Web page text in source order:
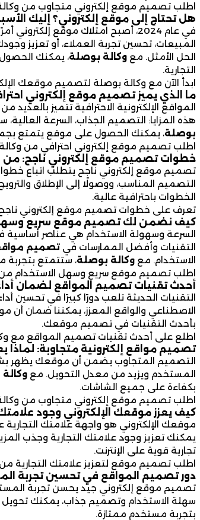
اطلب تصميم موقع إلكتروني متجاوب من
هل تحتاج إلى موقع إلكتروني؟ إليك
في عام 2024، أصبح امتلاك موقع
المبيعات، تحسين تجربة العملاء، أو تعزيز
الحل الأمثل. مع وكالة بوصلة، يمكنك
التجارية.
ابدأ الآن مع وكالة بوصلة لتصميم موقعك
ما الذي يميز تصميم موقع إلكتروني
المواقع الإلكترونية الاحترافية تتميز
هذه المزايا: التصميم الجذاب، السرعة
بوصلة، يمكنك الحصول على موقع يتمتع
اطلب تصميم موقع إلكتروني احترافي من
خطوات تصميم موقع إلكتروني ناجح: من
تصميم موقع إلكتروني ناجح يتطلب اتباع
التصميم المناسب، ووصولًا إلى الإطلاق
الخطوات باحترافية عالية.
تعرف على خطوات تصميم موقع إلكتروني
كيف نضمن لك تصميم موقع سريع وسهل
السرعة وسهولة الاستخدام هي عناصر
التقنيات وأفضل الممارسات في تصميم
الاستخدام. مع وكالة بوصلة، ستتمتع بتجربة
اطلب تصميم موقع سريع وسهل الاستخدام من
أحدث تقنيات تصميم المواقع لضمان
التقنيات الحديثة تلعب دورًا كبيرًا في تحسين
الاصطناعي والواقع المعزز، يمكننا ضمان
بأحدث التقنيات في تصميم موقعك.
اطلع على أحدث تقنيات تصميم المواقع مع
تصميم مواقع إلكترونية متجاوبة: لماذا
التصميم المتجاوب يضمن أن موقعك يظهر
المستخدم ويزيد من معدل التحويل. مع
بكفاءة على جميع الشاشات.
اطلب تصميم موقع إلكتروني متجاوب من
كيف يعزز موقعك الإلكتروني وجود علامتك
موقعك الإلكتروني هو واجهة علامتك التجارية
يمكنك تعزيز وجود علامتك التجارية وجذب
تجارية قوية على الإنترنت.
اطلب تصميم موقع لتعزيز علامتك التجارية
دور تصميم المواقع في تحسين تجربة
تصميم موقع إلكتروني جيد يحسن تجربة
سهلة الاستخدام وتصميم جذاب، يمكنك
بتجربة مستخدم ممتازة.